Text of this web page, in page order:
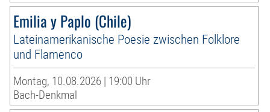
Emilia y Paplo (Chile)
Lateinamerikanische Poesie zwischen Folklore
und Flamenco
Montag, 10.08.2026 | 19:00 Uhr
Bach-Denkmal